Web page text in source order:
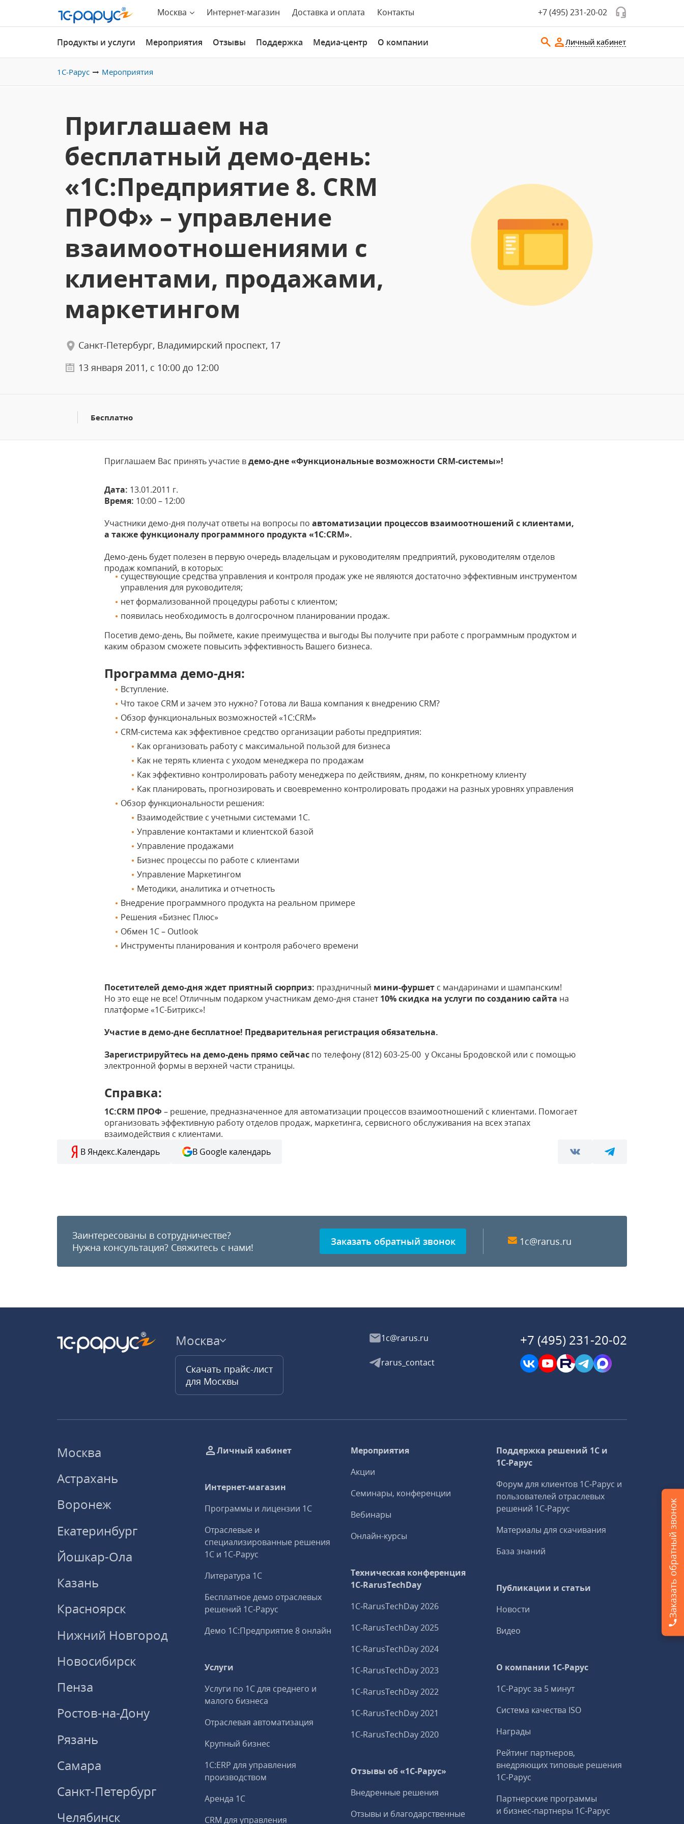
Москва Интернет-магазин Доставка и оплата Контакты +7 (495) 231-20-02
Продукты и услуги Мероприятия Отзывы Поддержка Медиа-центр О компании Личный кабинет
1С-Рарус Мероприятия
Приглашаем на
бесплатный демо-день:
«1С:Предприятие 8. CRM
ПРОФ» – управление
взаимоотношениями с
клиентами, продажами,
маркетингом
Санкт-Петербург, Владимирский проспект, 17
13 января 2011, с 10:00 до 12:00
Бесплатно
Приглашаем Вас принять участие вдемо-дне «Функциональные возможности CRM-системы»!
Дата: 13.01.2011 г.
Время: 10:00 – 12:00
Участники демо-дня получат ответы на вопросы поавтоматизации процессов взаимоотношений с клиентами,
а также функционалу программного продукта «1С:CRM».
Демо-день будет полезен в первую очередь владельцам и руководителям предприятий, руководителям отделов
продаж компаний, в которых:
существующие средства управления и контроля продаж уже не являются достаточно эффективным инструментом
управления для руководителя;
нет формализованной процедуры работы с клиентом;
появилась необходимость в долгосрочном планировании продаж.
Посетив демо-день, Вы поймете, какие преимущества и выгоды Вы получите при работе с программным продуктом и
каким образом сможете повысить эффективность Вашего бизнеса.
Программа демо-дня:
Вступление.
Что такое CRM и зачем это нужно? Готова ли Ваша компания к внедрению CRM?
Обзор функциональных возможностей «1С:CRM»
CRM-система как эффективное средство организации работы предприятия:
Как организовать работу с максимальной пользой для бизнеса
Как не терять клиента с уходом менеджера по продажам
Как эффективно контролировать работу менеджера по действиям, дням, по конкретному клиенту
Как планировать, прогнозировать и своевременно контролировать продажи на разных уровнях управления
Обзор функциональности решения:
Взаимодействие с учетными системами 1С.
Управление контактами и клиентской базой
Управление продажами
Бизнес процессы по работе с клиентами
Управление Маркетингом
Методики, аналитика и отчетность
Внедрение программного продукта на реальном примере
Решения «Бизнес Плюс»
Обмен 1С – Outlook
Инструменты планирования и контроля рабочего времени
Посетителей демо-дня ждет приятный сюрприз: праздничный мини-фуршет с мандаринами и шампанским!
Но это еще не все! Отличным подарком участникам демо-дня станет10% скидка на услуги по созданию сайта на
платформе «1С-Битрикс»!
Участие в демо-дне бесплатное! Предварительная регистрация обязательна.
Зарегистрируйтесь на демо-день прямо сейчас по телефону (812) 603-25-00 у Оксаны Бродовской или с помощью
электронной формы в верхней части страницы.
Справка:
1С:CRM ПРОФ – решение, предназначенное для автоматизации процессов взаимоотношений с клиентами. Помогает
организовать эффективную работу отделов продаж, маркетинга, сервисного обслуживания на всех этапах
взаимодействия с клиентами.
В Яндекс.Календарь
В Google календарь
Заинтересованы в сотрудничестве?
Нужна консультация? Свяжитесь с нами! Заказать обратный звонок 1c@rarus.ru
Москва
Скачать прайс-лист
для Москвы
1c@rarus.ru
rarus_contact
+7 (495) 231-20-02
Москва
Астрахань
Воронеж
Екатеринбург
Йошкар-Ола
Казань
Красноярск
Нижний Новгород
Новосибирск
Пенза
Ростов-на-Дону
Рязань
Самара
Санкт-Петербург
Челябинск
Личный кабинет
Интернет-магазин
Программы и лицензии 1С
Отраслевые и
специализированные решения
1С и 1С‑Рарус
Литература 1С
Бесплатное демо отраслевых
решений 1С‑Рарус
Демо 1С:Предприятие 8 онлайн
Услуги
Услуги по 1С для среднего и
малого бизнеса
Отраслевая автоматизация
Крупный бизнес
1С:ERP для управления
производством
Аренда 1С
CRM для управления
Мероприятия
Акции
Семинары, конференции
Вебинары
Онлайн-курсы
Техническая конференция
1C‑RarusTechDay
1C‑RarusTechDay 2026
1C‑RarusTechDay 2025
1C‑RarusTechDay 2024
1C‑RarusTechDay 2023
1C‑RarusTechDay 2022
1C‑RarusTechDay 2021
1C‑RarusTechDay 2020
Отзывы об «1С-Рарус»
Внедренные решения
Отзывы и благодарственные
Поддержка решений 1С и
1С‑Рарус
Форум для клиентов 1С‑Рарус и
пользователей отраслевых
решений 1С‑Рарус
Материалы для скачивания
База знаний
Публикации и статьи
Новости
Видео
О компании 1C-Рарус
1С-Рарус за 5 минут
Система качества ISO
Награды
Рейтинг партнеров,
внедряющих типовые решения
1С‑Рарус
Партнерские программы
и бизнес‑партнеры 1С‑Рарус
Заказать обратный звонок